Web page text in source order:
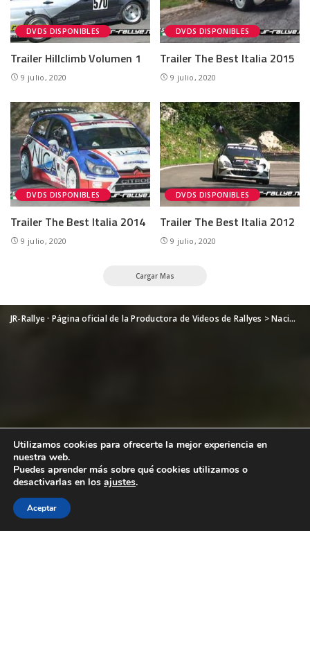
DVDS DISPONIBLES
Trailer Hillclimb Volumen 1
9 julio, 2020
DVDS DISPONIBLES
Trailer The Best Italia 2015
9 julio, 2020
DVDS DISPONIBLES
Trailer The Best Italia 2014
9 julio, 2020
DVDS DISPONIBLES
Trailer The Best Italia 2012
9 julio, 2020
Cargar Mas
JR-Rallye · Página oficial de la Productora de Videos de Rallyes >Nacional
Utilizamos cookies para ofrecerte la mejor experiencia en
nuestra web.
Puedes aprender más sobre qué cookies utilizamos o
desactivarlas en los ajustes.
Aceptar